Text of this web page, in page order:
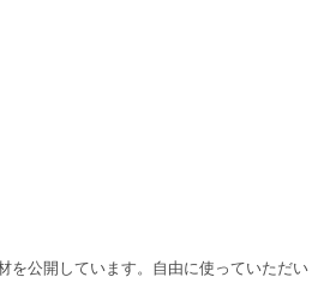
を公開しています。自由に使っていただい